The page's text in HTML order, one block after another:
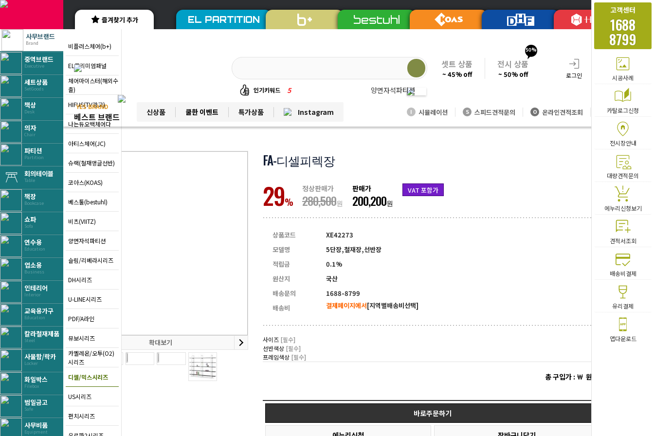
고객센터
1688
8799
시공사례
카탈로그신청
전시장안내
대량견적문의
에누리신청보기
견적서조회
배송비결제
유리결제
앱다운로드
사무브랜드
Brand
중역브랜드
Executive
세트상품
SetGoods
책상
Desk
의자
Chair
파티션
Partition
회의테이블
Table
책장
Bookcase
쇼파
Sofa
연수용
Education
업소용
Business
인테리어
Interior
교육용가구
Education
칼라철재제품
Steel
사물함/락카
Locker
화일박스
Filebox
범일금고
Safe
사무비품
Equipment
비플러스체어(b+)
EL프리미엄패널
체어마이스터(해외수
출)
HIFUS(TV광고)
나는듀오백체어다
아티스체어(JC)
슈랙(철재앵글선반)
코아스(KOAS)
베스툴(bestuhl)
비츠(VIITZ)
양면자석파티션
슬림/리베라시리즈
DH시리즈
U-LINE시리즈
PDF/A라인
뮤보시리즈
카멜레온/오투(O2)
시리즈
디셀/믹스시리즈
US시리즈
펀치시리즈
즐겨찾기 추가 EL PARTITION
인기키워드 5
양면자석파티션
퀸즈중역책상
10
비플러스의자
2
칼라철재
셋트 상품
~ 45% off
50%
전시 상품
~ 50% off 로그인 주문조회
YES BRAND
베스트 브랜드 신상품 쿨한 이벤트 특가상품 Instagram I 시뮬레이션 S 스피드견적문의 O 온라인견적조회 대량방문견적
확대보기
FA-디셀피렉장
29%
정상판매가
280,500원
판매가
200,200원
VAT 포함가
상품코드
XE42273
모델명
5단장,철재장,선반장
적립금
0.1%
원산지
국산
배송문의
1688-8799
배송비
결제페이지에서[지역별배송비선택]
사이즈 [필수]
선반색상 [필수]
프레임색상 [필수]
총 구입가 : ￦ 원
바로주문하기
카테고리